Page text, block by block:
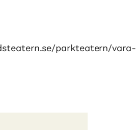
parkteatern/vara-